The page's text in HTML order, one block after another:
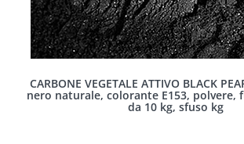
CARBONE VEGETALE ATTIVO BLACK
nero naturale, colorante E153, polvere,
da 10 kg, sfuso kg